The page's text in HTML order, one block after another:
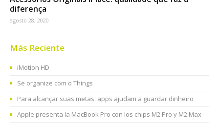
diferença
agosto 28, 2020
Más Reciente
iMotion HD
Se organize com o Things
Para alcançar suas metas: apps ajudam a guardar dinheiro
Apple presenta la MacBook Pro con los chips M2 Pro y M2 Max